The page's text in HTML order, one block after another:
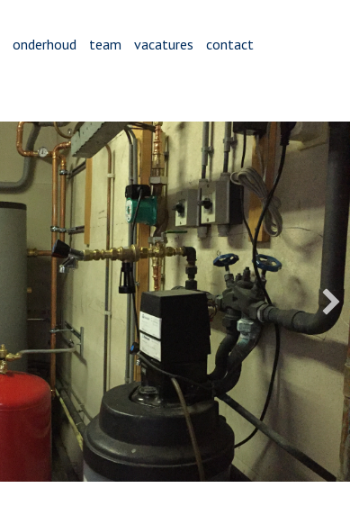
onderhoud team vacatures contact